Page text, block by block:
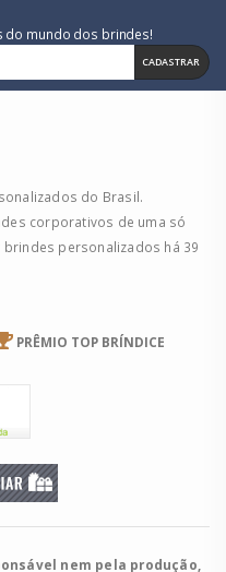
do mundo dos brindes!
CADASTRAR
do Brasil.
corporativos de uma só
personalizados há 39
PRÊMIO TOP BRÍNDICE
nem pela produção,